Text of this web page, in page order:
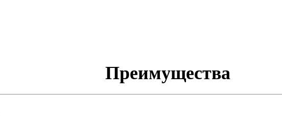
Преимущества